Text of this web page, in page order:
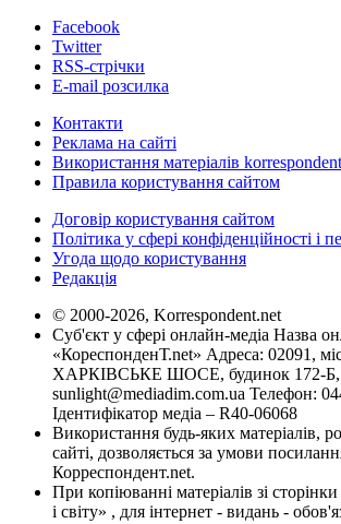
Facebook
Twitter
RSS-стрічки
E-mail розсилка
Контакти
Реклама на сайті
Використання матеріалів
Правила користування сайтом
Договір користування сайтом
Політика у сфері конфіденційності і
Угода щодо користування
Редакція
© 2000-2026, Korrespondent.net
Суб'єкт у сфері онлайн-медіа Назва
«КореспонденТ.net» Адреса: 02091,
ХАРКІВСЬКЕ ШОСЕ, будинок 172-Б,
sunlight@mediadim.com.ua Телефон:
Ідентифікатор медіа – R40-06068
Використання будь-яких матеріалів,
сайті, дозволяється за умови
Корреспондент.net.
При копіюванні матеріалів зі
і світу» , для інтернет - видань -